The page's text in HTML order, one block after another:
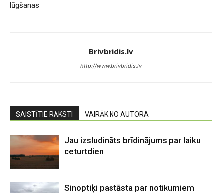
lūgšanas
Brivbridis.lv
http://www.brivbridis.lv
SAISTĪTIE RAKSTI VAIRĀK NO AUTORA
Jau izsludināts brīdinājums par laiku
ceturtdien
Sinoptiķi pastāsta par notikumiem